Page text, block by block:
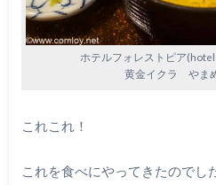
ホテルフォレストピア
黄金イクラ やま
これこれ！
これを食べにやってきたのでし